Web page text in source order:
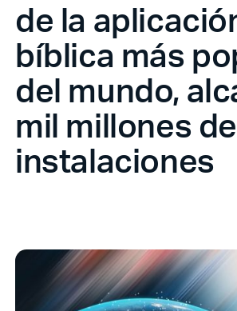
de la
bíblica más
del mundo,
mil millones de
instalaciones